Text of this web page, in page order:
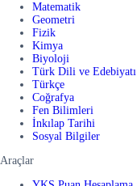
Matematik
Geometri
Fizik
Kimya
Biyoloji
Türk Dili ve Edebiyatı
Türkçe
Coğrafya
Fen Bilimleri
İnkılap Tarihi
Sosyal Bilgiler
Araçlar